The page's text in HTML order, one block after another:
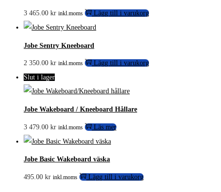
3 465.00 kr inkl.moms Lägg till i varukorg
Jobe Sentry Kneeboard
2 350.00 kr inkl.moms
Lägg till i varukorg
Slut i lager
Jobe Wakeboard / Kneeboard Hållare
3 479.00 kr inkl.moms Läs mer
Jobe Basic Wakeboard väska
495.00 kr inkl.moms Lägg till i varukorg